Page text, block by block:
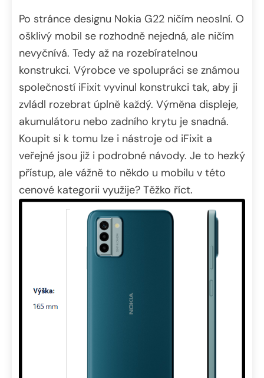
Po stránce designu Nokia G22 ničím neoslní. O
ošklivý mobil se rozhodně nejedná, ale ničím
nevyčnívá. Tedy až na rozebíratelnou
konstrukci. Výrobce ve spolupráci se známou
společností iFixit vyvinul konstrukci tak, aby ji
zvládl rozebrat úplně každý. Výměna displeje,
akumulátoru nebo zadního krytu je snadná.
Koupit si k tomu lze i nástroje od iFixit a
veřejné jsou již i podrobné návody. Je to hezký
přístup, ale vážně to někdo u mobilu v této
cenové kategorii využije? Těžko říct.